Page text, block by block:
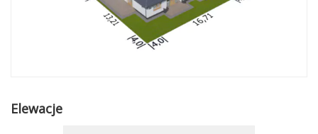
Elewacje